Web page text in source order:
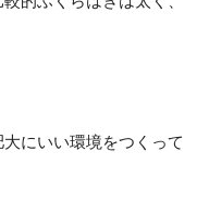
にいい環境をつくって